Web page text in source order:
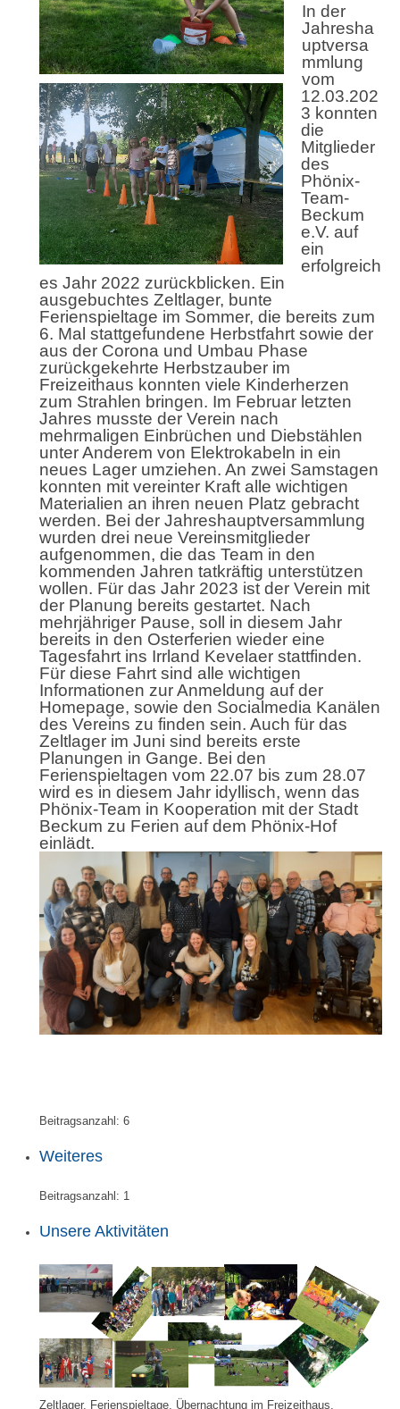
In der
Jahresha
uptversa
mmlung
vom
12.03.202
3 konnten
die
Mitglieder
des
Phönix-
Team-
Beckum
e.V. auf
ein
erfolgreich
es Jahr 2022 zurückblicken. Ein
ausgebuchtes Zeltlager, bunte
Ferienspieltage im Sommer, die bereits zum
6. Mal stattgefundene Herbstfahrt sowie der
aus der Corona und Umbau Phase
zurückgekehrte Herbstzauber im
Freizeithaus konnten viele Kinderherzen
zum Strahlen bringen. Im Februar letzten
Jahres musste der Verein nach
mehrmaligen Einbrüchen und Diebstählen
unter Anderem von Elektrokabeln in ein
neues Lager umziehen. An zwei Samstagen
konnten mit vereinter Kraft alle wichtigen
Materialien an ihren neuen Platz gebracht
werden. Bei der Jahreshauptversammlung
wurden drei neue Vereinsmitglieder
aufgenommen, die das Team in den
kommenden Jahren tatkräftig unterstützen
wollen. Für das Jahr 2023 ist der Verein mit
der Planung bereits gestartet. Nach
mehrjähriger Pause, soll in diesem Jahr
bereits in den Osterferien wieder eine
Tagesfahrt ins Irrland Kevelaer stattfinden.
Für diese Fahrt sind alle wichtigen
Informationen zur Anmeldung auf der
Homepage, sowie den Socialmedia Kanälen
des Vereins zu finden sein. Auch für das
Zeltlager im Juni sind bereits erste
Planungen in Gange. Bei den
Ferienspieltagen vom 22.07 bis zum 28.07
wird es in diesem Jahr idyllisch, wenn das
Phönix-Team in Kooperation mit der Stadt
Beckum zu Ferien auf dem Phönix-Hof
einlädt.
Beitragsanzahl: 6
Weiteres
Beitragsanzahl: 1
Unsere Aktivitäten
Zeltlager, Ferienspieltage, Übernachtung im Freizeithaus,